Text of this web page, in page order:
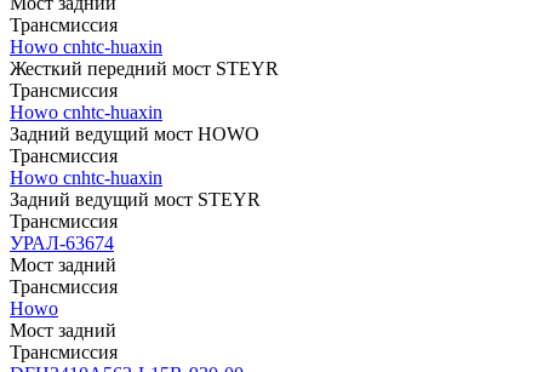
Трансмиссия
Howo cnhtc-huaxin
Жесткий передний мост STEYR
Трансмиссия
Howo cnhtc-huaxin
Задний ведущий мост HOWO
Трансмиссия
Howo cnhtc-huaxin
Задний ведущий мост STEYR
Трансмиссия
УРАЛ-63674
Мост задний
Трансмиссия
Howo
Мост задний
Трансмиссия